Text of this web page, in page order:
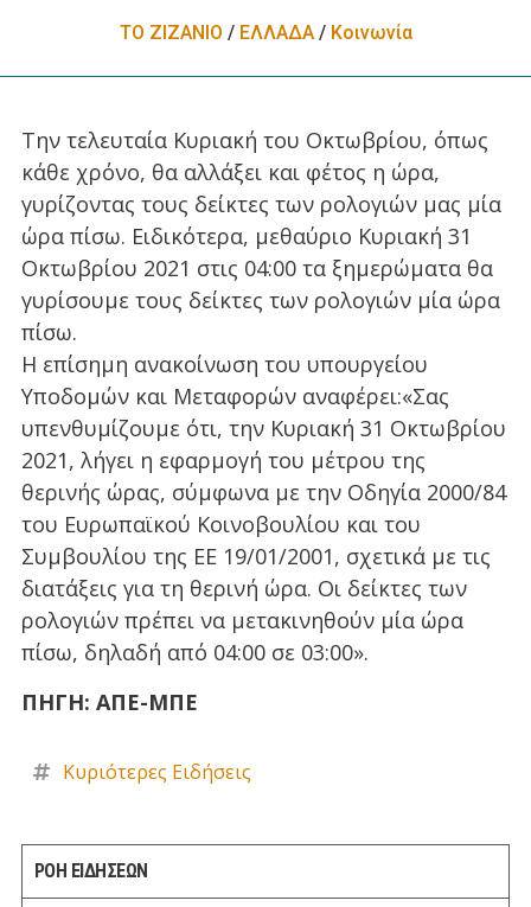
ΤΟ ΖΙΖΑΝΙΟ / ΕΛΛΑΔA/ Κοινωνία
Την τελευταία Κυριακή του Οκτωβρίου, όπως
κάθε χρόνο, θα αλλάξει και φέτος η ώρα,
γυρίζοντας τους δείκτες των ρολογιών μας μία
ώρα πίσω. Ειδικότερα, μεθαύριο Κυριακή 31
Οκτωβρίου 2021 στις 04:00 τα ξημερώματα θα
γυρίσουμε τους δείκτες των ρολογιών μία ώρα
πίσω.
Η επίσημη ανακοίνωση του υπουργείου
Υποδομών και Μεταφορών αναφέρει:«Σας
υπενθυμίζουμε ότι, την Κυριακή 31 Οκτωβρίου
2021, λήγει η εφαρμογή του μέτρου της
θερινής ώρας, σύμφωνα με την Οδηγία 2000/84
του Ευρωπαϊκού Κοινοβουλίου και του
Συμβουλίου της EE 19/01/2001, σχετικά με τις
διατάξεις για τη θερινή ώρα. Οι δείκτες των
ρολογιών πρέπει να μετακινηθούν μία ώρα
πίσω, δηλαδή από 04:00 σε 03:00».
ΠΗΓΗ: ΑΠΕ-ΜΠΕ
Κυριότερες Ειδήσεις
ΡΟΗ ΕΙΔΗΣΕΩΝ